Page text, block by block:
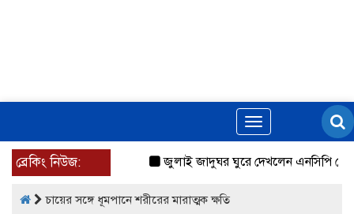
Toggle
navigation
ব্রেকিং নিউজ: জুলাই জাদুঘর ঘুরে দেখলেন এনসিপি
চায়ের সঙ্গে ধূমপানে শরীরের মারাত্মক ক্ষতি